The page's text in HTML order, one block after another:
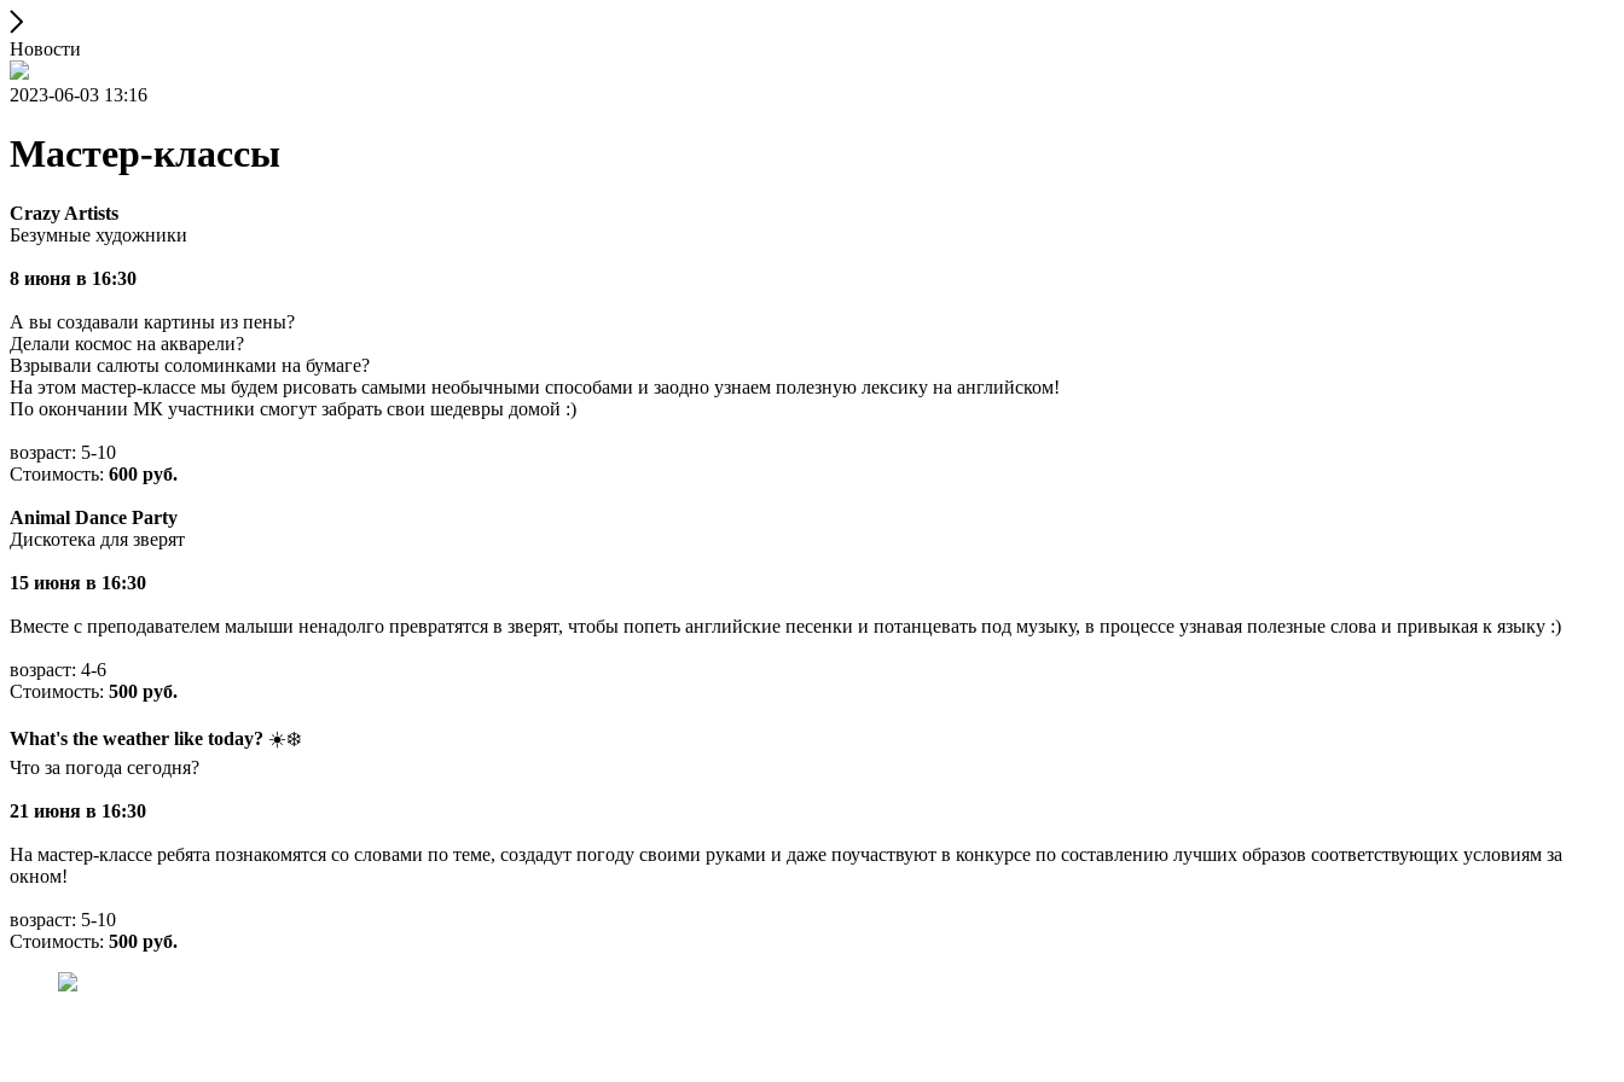
Новости
2023-06-03 13:16
Мастер-классы
Crazy Artists
Безумные художники
8 июня в 16:30
А вы создавали картины из пены?
Делали космос на акварели?
Взрывали салюты соломинками на бумаге?
На этом мастер-классе мы будем рисовать самыми необычными способами и заодно узнаем полезную лексику на английском!
По окончании МК участники смогут забрать свои шедевры домой :)
возраст: 5-10
Стоимость: 600 руб.
Animal Dance Party
Дискотека для зверят
15 июня в 16:30
Вместе с преподавателем малыши ненадолго превратятся в зверят, чтобы попеть английские песенки и потанцевать под музыку, в процессе узнавая полезные слова и привыкая к языку :)
возраст: 4-6
Стоимость: 500 руб.
What's the weather like today? ☀️❄️
Что за погода сегодня?
21 июня в 16:30
На мастер-классе ребята познакомятся со словами по теме, создадут погоду своими руками и даже поучаствуют в конкурсе по составлению лучших образов соответствующих условиям за
окном!
возраст: 5-10
Стоимость: 500 руб.